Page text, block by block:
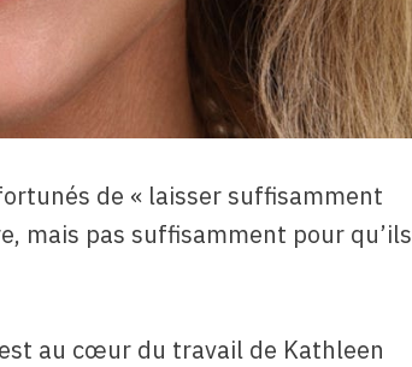
de « laisser suffisamment
mais pas suffisamment pour qu’ils
au cœur du travail de Kathleen